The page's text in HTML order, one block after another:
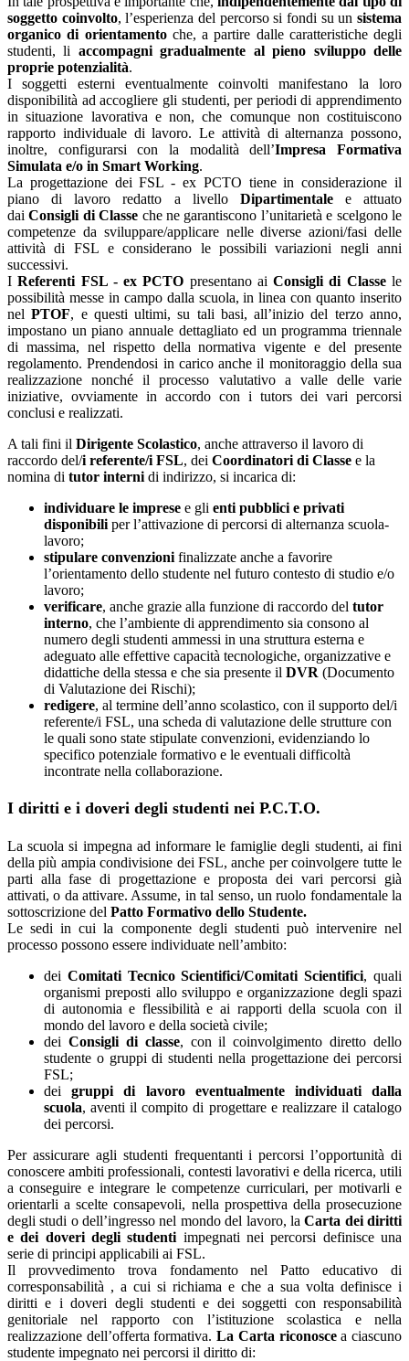
soggetto coinvolto, l’esperienza del percorso si fondi su unsistema
organico di orientamentoche, a partire dalle caratteristiche degli
studenti, li accompagni gradualmente al pieno sviluppo delle
proprie potenzialità.
I soggetti esterni eventualmente coinvolti manifestano la loro
disponibilità ad accogliere gli studenti, per periodi di apprendimento
in situazione lavorativa e non, che comunque non costituiscono
rapporto individuale di lavoro. Le attività di alternanza possono,
inoltre, configurarsi con la modalità dell’Impresa Formativa
Simulata e/o in Smart Working.
La progettazione dei FSL - ex PCTO tiene in considerazione il
piano di lavoro redatto a livello Dipartimentalee attuato
daiConsigli di Classe che ne garantiscono l’unitarietà e scelgono le
competenze da sviluppare/applicare nelle diverse azioni/fasi delle
attività di FSL e considerano le possibili variazioni negli anni
successivi.
IReferenti FSL - ex PCTO presentano aiConsigli di Classele
possibilità messe in campo dalla scuola, in linea con quanto inserito
nelPTOF, e questi ultimi, su tali basi, all’inizio del terzo anno,
impostano un piano annuale dettagliato ed un programma triennale
di massima, nel rispetto della normativa vigente e del presente
regolamento. Prendendosi in carico anche il monitoraggio della sua
realizzazione nonché il processo valutativo a valle delle varie
iniziative, ovviamente in accordo con i tutors dei vari percorsi
conclusi e realizzati.
A tali fini il Dirigente Scolastico, anche attraverso il lavoro di
raccordo del/i referente/i FSL, dei Coordinatori di Classe e la
nomina di tutor interni di indirizzo, si incarica di:
individuare le imprese e gli enti pubblici e privati
disponibili per l’attivazione di percorsi di alternanza scuola-
lavoro;
stipulare convenzioni finalizzate anche a favorire
l’orientamento dello studente nel futuro contesto di studio e/o
lavoro;
verificare, anche grazie alla funzione di raccordo del tutor
interno, che l’ambiente di apprendimento sia consono al
numero degli studenti ammessi in una struttura esterna e
adeguato alle effettive capacità tecnologiche, organizzative e
didattiche della stessa e che sia presente il DVR (Documento
di Valutazione dei Rischi);
redigere, al termine dell’anno scolastico, con il supporto del/i
referente/i FSL, una scheda di valutazione delle strutture con
le quali sono state stipulate convenzioni, evidenziando lo
specifico potenziale formativo e le eventuali difficoltà
incontrate nella collaborazione.
I diritti e i doveri degli studenti nei P.C.T.O.
La scuola si impegna ad informare le famiglie degli studenti, ai fini
della più ampia condivisione dei FSL, anche per coinvolgere tutte le
parti alla fase di progettazione e proposta dei vari percorsi già
attivati, o da attivare. Assume, in tal senso, un ruolo fondamentale la
sottoscrizione del Patto Formativo dello Studente.
Le sedi in cui la componente degli studenti può intervenire nel
processo possono essere individuate nell’ambito:
dei Comitati Tecnico Scientifici/Comitati Scientifici, quali
organismi preposti allo sviluppo e organizzazione degli spazi
di autonomia e flessibilità e ai rapporti della scuola con il
mondo del lavoro e della società civile;
dei Consigli di classe, con il coinvolgimento diretto dello
studente o gruppi di studenti nella progettazione dei percorsi
FSL;
dei
gruppi di lavoro eventualmente individuati dalla
scuola, aventi il compito di progettare e realizzare il catalogo
dei percorsi.
Per assicurare agli studenti frequentanti i percorsi l’opportunità di
conoscere ambiti professionali, contesti lavorativi e della ricerca, utili
a conseguire e integrare le competenze curriculari, per motivarli e
orientarli a scelte consapevoli, nella prospettiva della prosecuzione
degli studi o dell’ingresso nel mondo del lavoro, la Carta dei diritti
e dei doveri degli studenti impegnati nei percorsi definisce una
serie di principi applicabili ai FSL.
Il provvedimento trova fondamento nel Patto educativo di
corresponsabilità , a cui si richiama e che a sua volta definisce i
diritti e i doveri degli studenti e dei soggetti con responsabilità
genitoriale nel rapporto con l’istituzione scolastica e nella
realizzazione dell’offerta formativa. La Carta riconosce a ciascuno
studente impegnato nei percorsi il diritto di: